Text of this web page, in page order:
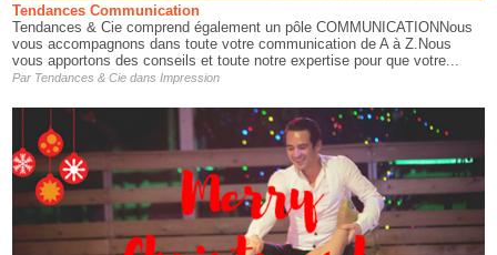
Tendances Communication
Tendances & Cie comprend également un pôle COMMUNICATIONNous
vous accompagnons dans toute votre communication de A à Z.Nous
vous apportons des conseils et toute notre expertise pour que votre...
Par Tendances & Ciedans Impression